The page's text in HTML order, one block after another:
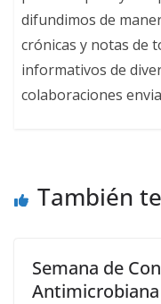
difundimos de
crónicas y notas de
informativos de
colaboraciones
También
Semana de